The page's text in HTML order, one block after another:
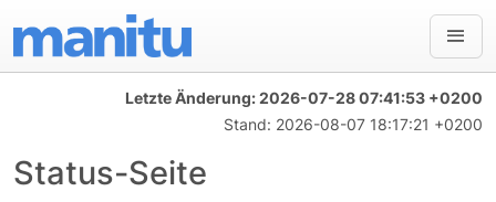
Letzte Änderung:2026-07-28 07:41:53 +0200
Stand: 2026-08-07 18:17:21 +0200
Status-Seite